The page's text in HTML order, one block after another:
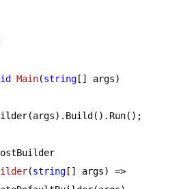
Main(string [] args)
(string [] args)
=>